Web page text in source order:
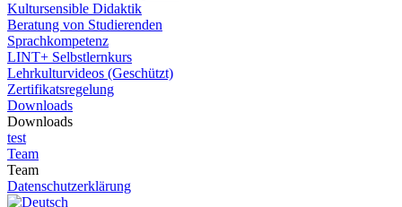
Kultursensible Didaktik
Beratung von Studierenden
Sprachkompetenz
LINT+ Selbstlernkurs
Lehrkulturvideos (Geschützt)
Zertifikatsregelung
Downloads
Downloads
test
Team
Team
Datenschutzerklärung